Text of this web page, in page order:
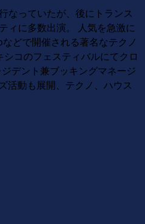
なっていたが、後にトランス
ィに多数出演。 人気を急激に
どで開催される著名なテクノ
コのフェスティバルにてクロ
デント兼ブッキングマネージ
活動も展開、テクノ、ハウス